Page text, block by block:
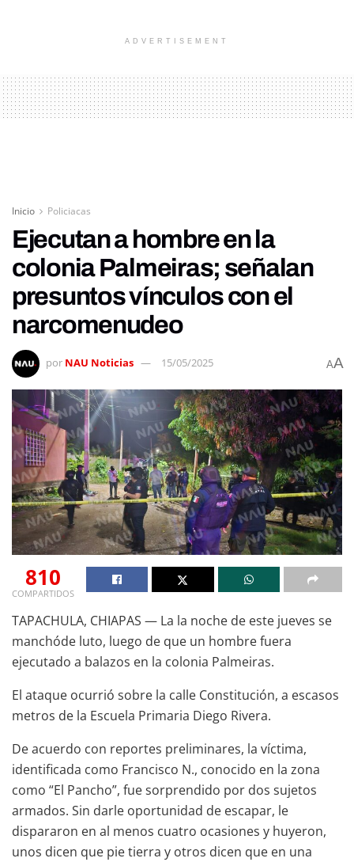
ADVERTISEMENT
Inicio Policiacas
Ejecutan a hombre en la
colonia Palmeiras; señalan
presuntos vínculos con el
narcomenudeo
por NAU Noticias 15/05/2025 AA
810
COMPARTIDOS
TAPACHULA, CHIAPAS — La la noche de este jueves se
manchóde luto, luego de que un hombre fuera
ejecutado a balazos en la colonia Palmeiras.
El ataque ocurrió sobre la calle Constitución, a escasos
metros de la Escuela Primaria Diego Rivera.
De acuerdo con reportes preliminares, la víctima,
identificada como Francisco N., conocido en la zona
como “El Pancho”, fue sorprendido por dos sujetos
armados. Sin darle oportunidad de escapar, le
dispararon en al menos cuatro ocasiones y huyeron,
unos dicen que pie tierra y otros dicen que en una